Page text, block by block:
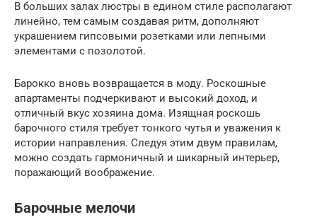
В больших залах люстры в едином стиле располагают
линейно, тем самым создавая ритм, дополняют
украшением гипсовыми розетками или лепными
элементами с позолотой.
Барокко вновь возвращается в моду. Роскошные
апартаменты подчеркивают и высокий доход, и
отличный вкус хозяина дома. Изящная роскошь
барочного стиля требует тонкого чутья и уважения к
истории направления. Следуя этим двум правилам,
можно создать гармоничный и шикарный интерьер,
поражающий воображение.
Барочные мелочи